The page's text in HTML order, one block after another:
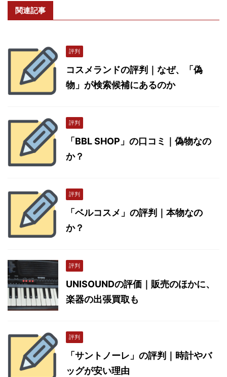
関連記事
評判
コスメランドの評判｜なぜ、「偽
物」が検索候補にあるのか
評判
「BBL SHOP」の口コミ｜偽物なの
か？
評判
「ベルコスメ」の評判｜本物なの
か？
評判
UNISOUNDの評価｜販売のほかに、
楽器の出張買取も
評判
「サントノーレ」の評判｜時計やバ
ッグが安い理由